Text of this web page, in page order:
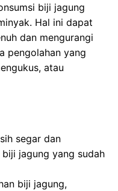
biji jagung
Hal ini dapat
dan mengurangi
pengolahan yang
atau
segar dan
jagung yang sudah
biji jagung,